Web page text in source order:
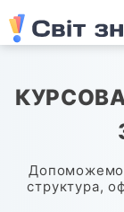
Допоможемо
структура,